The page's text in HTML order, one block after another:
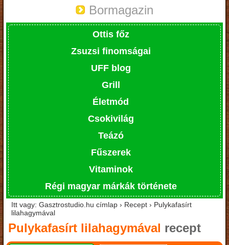
Bormagazin
Ottis főz
Zsuzsi finomságai
UFF blog
Grill
Életmód
Csokivilág
Teázó
Fűszerek
Vitaminok
Régi magyar márkák története
Itt vagy: Gasztrostudio.hu címlap › Recept › Pulykafasírt
lilahagymával
Pulykafasírt lilahagymával recept